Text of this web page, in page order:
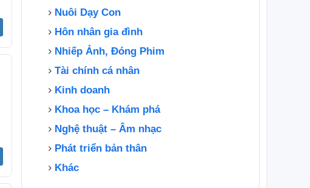
Nuôi Dạy Con
Hôn nhân gia đình
Nhiếp Ảnh, Đóng Phim
Tài chính cá nhân
Kinh doanh
Khoa học – Khám phá
Nghệ thuật – Âm nhạc
Phát triển bản thân
Khác